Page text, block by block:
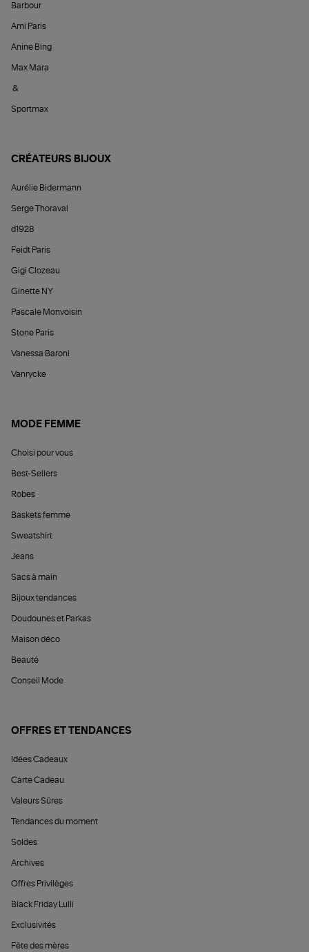
Barbour
Ami Paris
Anine Bing
Max Mara
&
Sportmax
CRÉATEURS BIJOUX
Aurélie Bidermann
Serge Thoraval
d1928
Feidt Paris
Gigi Clozeau
Ginette NY
Pascale Monvoisin
Stone Paris
Vanessa Baroni
Vanrycke
MODE FEMME
Choisi pour vous
Best-Sellers
Robes
Baskets femme
Sweatshirt
Jeans
Sacs à main
Bijoux tendances
Doudounes et Parkas
Maison déco
Beauté
Conseil Mode
OFFRES ET TENDANCES
Idées Cadeaux
Carte Cadeau
Valeurs Sûres
Tendances du moment
Soldes
Archives
Offres Privilèges
Black Friday Lulli
Exclusivités
Fête des mères